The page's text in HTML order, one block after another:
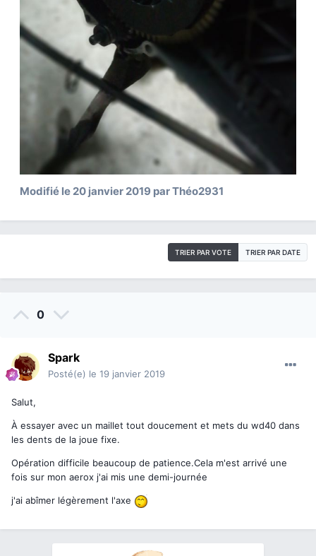
Modifié le 20 janvier 2019 par Théo2931
TRIER PAR VOTE TRIER PAR DATE
0
Spark
Posté(e) le 19 janvier 2019
Salut,
À essayer avec un maillet tout doucement et mets du wd40 dans
les dents de la joue fixe.
Opération difficile beaucoup de patience.Cela m'est arrivé une
fois sur mon aerox j'ai mis une demi-journée
j'ai abîmer légèrement l'axe